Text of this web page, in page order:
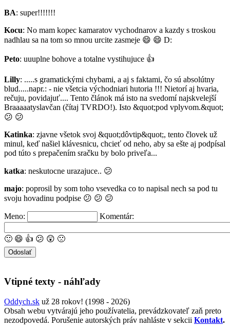
BA: super!!!!!!!
Kocu: No mam kopec kamaratov vychodnarov a kazdy s troskou
nadhlau sa na tom so mnou urcite zasmeje 😄 😄 D:
Peto: uuuplne bohove a totalne vystihujuce 👍
Lilly: .....s gramatickými chybami, a aj s faktami, čo sú absolútny
blud.....napr.: - nie všetcia východniari hutoria !!! Nietorí aj hvaria,
rečuju, povidajuť.... Tento článok má isto na svedomí najskvelejší
Braaaaatyslavčan (čítaj TVRDO!). Isto &quot;pod vplyvom.&quot;
😕 😕
Katinka: zjavne všetok svoj &quot;dôvtip&quot;, tento človek už
minul, keď našiel klávesnicu, chcieť od neho, aby sa ešte aj podpísal
pod túto s prepačením sračku by bolo priveľa...
katka: neskutocne urazajuce.. 😕
majo: poprosil by som toho vsevedka co to napisal nech sa pod tu
svoju hovadinu podpise 😕 😕 😕
Meno: Komentár:
🙂 😄 👍 😕 😲 🙁
Vtipné texty - náhľady
Oddych.sk už 28 rokov! (1998 - 2026)
Obsah webu vytvárajú jeho používatelia, prevádzkovateľ zaň preto
nezodpovedá. Porušenie autorských práv nahláste v sekcii Kontakt.